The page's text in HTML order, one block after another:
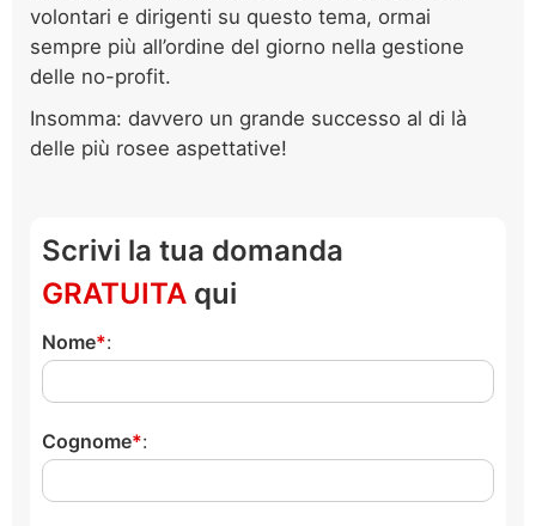
volontari e dirigenti su questo tema, ormai
sempre più all’ordine del giorno nella gestione
delle no-profit.
Insomma: davvero un grande successo al di là
delle più rosee aspettative!
Scrivi la tua domanda
GRATUITA qui
Nome :
Cognome :